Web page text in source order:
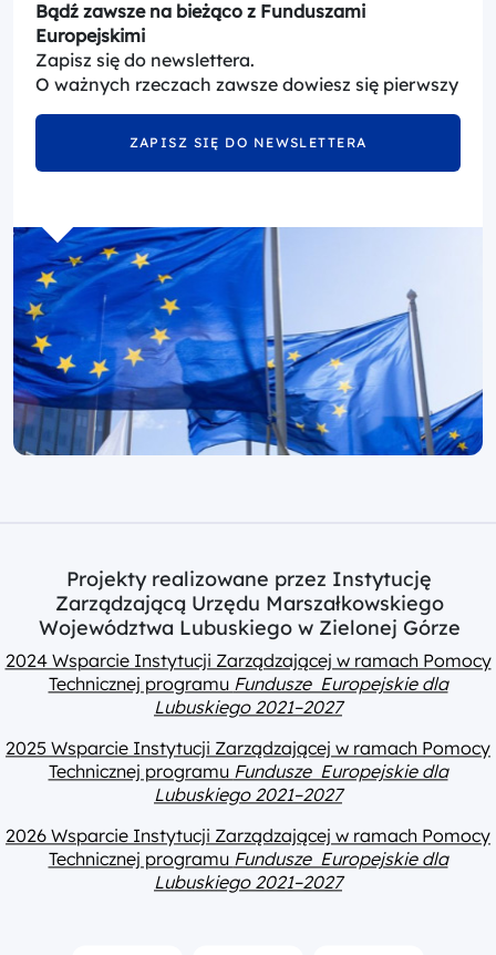
Bądź zawsze na bieżąco z Funduszami
Europejskimi
Zapisz się do newslettera.
O ważnych rzeczach zawsze dowiesz się pierwszy
ZAPISZ SIĘ DO NEWSLETTERA
Projekty realizowane przez Instytucję
Zarządzającą Urzędu Marszałkowskiego
Województwa Lubuskiego w Zielonej Górze
2024 Wsparcie Instytucji Zarządzającej w ramach Pomocy
Technicznej programu Fundusze Europejskie dla
Lubuskiego 2021–2027
2025 Wsparcie Instytucji Zarządzającej w ramach Pomocy
Technicznej programu Fundusze Europejskie dla
Lubuskiego 2021–2027
2026 Wsparcie Instytucji Zarządzającej w ramach Pomocy
Technicznej programu Fundusze Europejskie dla
Lubuskiego 2021–2027